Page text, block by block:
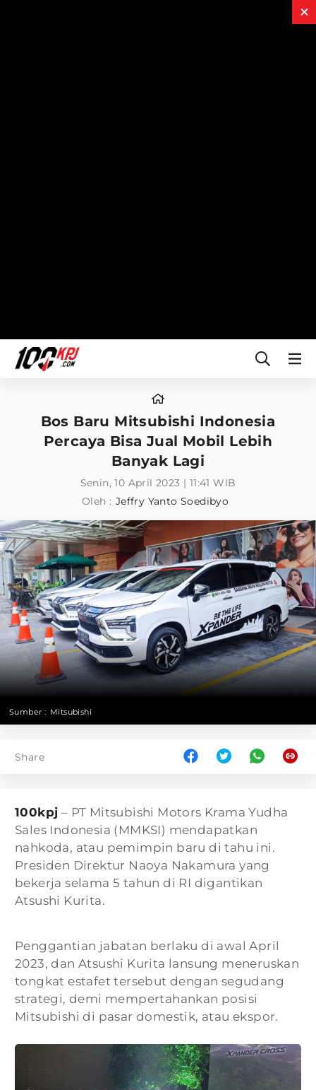
Bos Baru Mitsubishi Indonesia
Percaya Bisa Jual Mobil Lebih
Banyak Lagi
Senin, 10 April 2023 | 11:41 WIB
Oleh : Jeffry Yanto Soedibyo
Sumber : Mitsubishi
Share
100kpj – PT Mitsubishi Motors Krama Yudha
Sales Indonesia (MMKSI) mendapatkan
nahkoda, atau pemimpin baru di tahu ini.
Presiden Direktur Naoya Nakamura yang
bekerja selama 5 tahun di RI digantikan
Atsushi Kurita.
Penggantian jabatan berlaku di awal April
2023, dan Atsushi Kurita lansung meneruskan
tongkat estafet tersebut dengan segudang
strategi, demi mempertahankan posisi
Mitsubishi di pasar domestik, atau ekspor.